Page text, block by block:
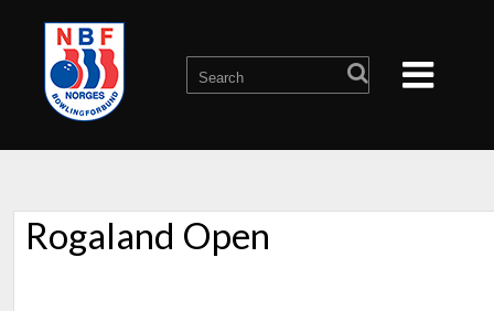
Rogaland Open